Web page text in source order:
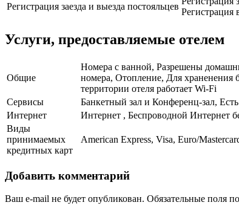
Регистрация заезда и выезда постояльцев
Регистрация
Услуги, предоставляемые отелем
Общие
Номера с ванной, Разрешены
номера, Отопление, Для храненения
территории отеля работает Wi-Fi
Сервисы
Банкетный зал и Конференц-зал,
Интернет
Интернет , Беспроводной Интернет
Виды
принимаемых
кредитных карт
American Express, Visa, Euro/
Добавить комментарий
Ваш e-mail не будет опубликован. Обязательные поля